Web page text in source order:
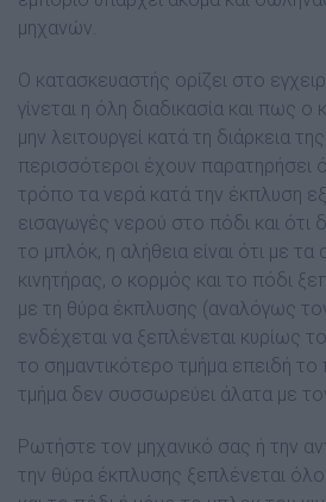
µηχανών.
Ο κατασκευαστής ορίζει στο
γίνεται η όλη διαδικασία και πως ο
µην λειτουργεί κατά τη διάρκεια
περισσότεροι έχουν παρατηρήσει
τρόπο τα νερά κατά την έκπλυση
εισαγωγές νερού στο πόδι και ότι
το µπλόκ, η αλήθεια είναι ότι µε τα
κινητήρας, ο κορµός και το πόδι
µε τη θύρα έκπλυσης (αναλόγως
ενδέχεται να ξεπλένεται κυρίως
το σηµαντικότερο τµήµα επειδή
τµήµα δεν συσσωρεύει άλατα µε
Ρωτήστε τον µηχανικό σας ή την
την θύρα έκπλυσης ξεπλένεται